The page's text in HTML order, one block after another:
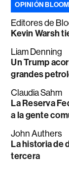
OPINIÓN
Editores de
Kevin Warsh
Liam Denning
Un Trump
grandes
Claudia Sahm
La Reserva
a la gente
John Authers
La historia de
tercera